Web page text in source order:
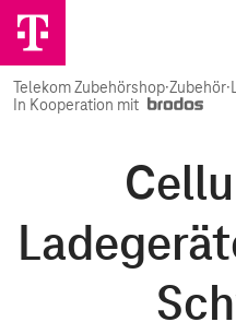
Telekom Zubehörshop·Zubehör·
In Kooperation mit